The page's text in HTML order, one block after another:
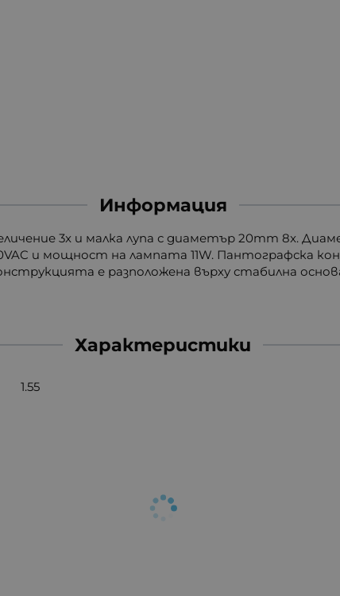
Информация
3x и малка лупа с диаметър 20mm 8x.
и мощност на лампата 11W. Пантографска
е разположена върху стабилна
Характеристики
1.55